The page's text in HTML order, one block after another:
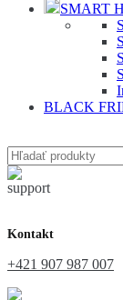
SMART
BLACK
Kontakt
+421 907 987 007